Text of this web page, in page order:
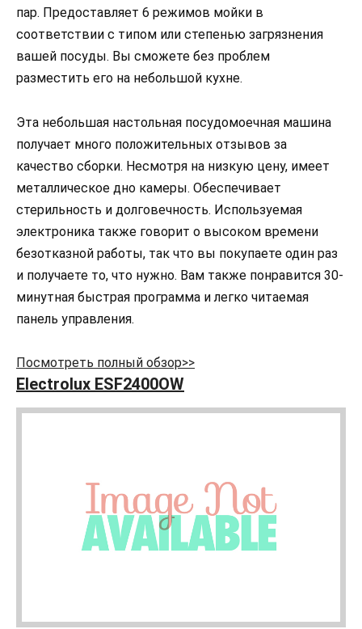
пар. Предоставляет 6 режимов мойки в
соответствии с типом или степенью загрязнения
вашей посуды. Вы сможете без проблем
разместить его на небольшой кухне.
Эта небольшая настольная посудомоечная машина
получает много положительных отзывов за
качество сборки. Несмотря на низкую цену, имеет
металлическое дно камеры. Обеспечивает
стерильность и долговечность. Используемая
электроника также говорит о высоком времени
безотказной работы, так что вы покупаете один раз
и получаете то, что нужно. Вам также понравится 30-
минутная быстрая программа и легко читаемая
панель управления.
Посмотреть полный обзор>>
Electrolux ESF2400OW